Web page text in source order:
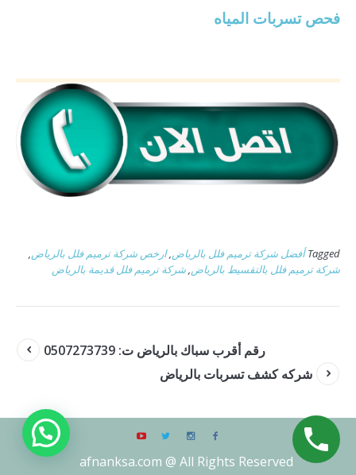
فحص تسربات المياه
Tagged أفضل شركة ترميم فلل بالرياض ,ارخص شركة ترميم فلل بالرياض
شركة ترميم فلل بالتقسيط بالرياض شركة ترميم فلل قديمة بالرياض
رقم أقرب سباك بالرياض ت: 0507273739
شركه كشف تسربات بالرياض
afnanksa.com @ All Rights Reserved